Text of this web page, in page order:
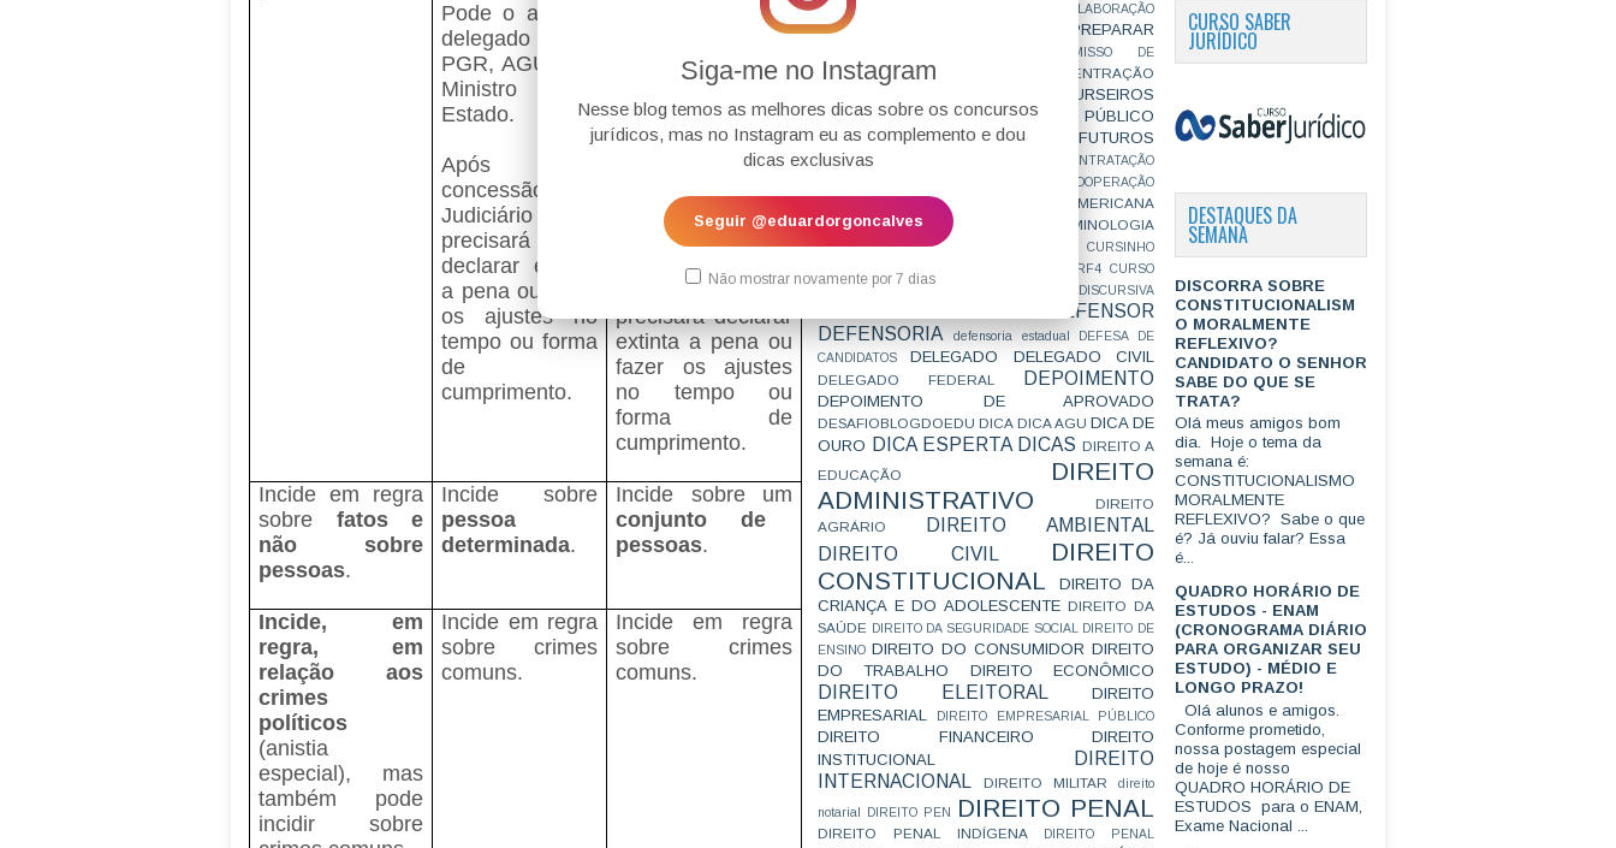
Siga-me no Instagram
Nesse blog temos as melhores dicas sobre os concursos
jurídicos, mas no Instagram eu as complemento e dou
dicas exclusivas
Seguir @eduardorgoncalves
Não mostrar novamente por 7 dias
Pode o ato ser
delegado ao
PGR, AGU ou a
Ministro de
Estado.
Após a
concessão, o
Judiciário
precisará
declarar extinta
a pena ou fazer
os ajustes no
tempo ou forma
de
cumprimento.
discricionário do
Pode o ato ser
delegado ao
PGR, AGU ou a
Ministro de
Estado.
Após a
concessão, o
Judiciário
precisará declarar
extinta a pena ou
fazer os ajustes
no tempo ou
forma de
cumprimento.
Incide em regra
sobre fatos e
não sobre
pessoas.
Incide sobre
pessoa
determinada.
Incide sobre um
conjunto de
pessoas.
Incide, em
regra, em
relação aos
crimes
políticos
(anistia
especial), mas
também pode
incidir sobre
Incide em regra
sobre crimes
comuns.
Incide em regra
sobre crimes
comuns.
CÓDIGO DE TRÂNSITO BRASILEIRO
COLABORAÇÃO
COMBATE À CORRUPÇÃO
COMO SE PREPARAR
COMPROMISSO DE
AJUSTAMENTO DE CONDUTA
CONCENTRAÇÃO
CONCURSEIROS
CONCURSO
CONCURSO PÚBLICO
CONCURSOS
CONCURSOS FUTUROS
CONCURSOS NÍVEL HARD
CONTRATAÇÃO
COOPERAÇÃO
CORTE INTERAMERICANA
CPC2015
CPI
CRIMINOLOGIA
CRONOGRAMA
CTB CURSINHO
CURSO ESTUDO DE CASO - TRF4
CURSO
PARA A SUBJETIVA
CURSO PROVA DISCURSIVA
DEFENSOR
DEFENSORIA
defensoria estadual
DEFESA DE
CANDIDATOS
DELEGADO DELEGADO CIVIL
DELEGADO FEDERAL DEPOIMENTO
DEPOIMENTO DE APROVADO
DESAFIOBLOGDOEDU DICA DICA AGU DICA DE
OURO DICA ESPERTA DICAS DIREITO A
EDUCAÇÃO
DIREITO
ADMINISTRATIVO
DIREITO
AGRÁRIO
DIREITO AMBIENTAL
DIREITO CIVIL
DIREITO
CONSTITUCIONAL
DIREITO DA
CRIANÇA E DO ADOLESCENTE DIREITO DA
SAÚDE
DIREITO DA SEGURIDADE SOCIAL
DIREITO DE
ENSINO DIREITO DO CONSUMIDOR DIREITO
DO TRABALHO
DIREITO ECONÔMICO
DIREITO ELEITORAL
DIREITO
EMPRESARIAL
DIREITO EMPRESARIAL PÚBLICO
DIREITO FINANCEIRO
DIREITO
INSTITUCIONAL
DIREITO
INTERNACIONAL
DIREITO MILITAR direito
notarial DIREITO PEN DIREITO PENAL
DIREITO PENAL INDÍGENA
DIREITO PENAL
CURSO SABER
JURÍDICO
DESTAQUES DA
SEMANA
DISCORRA SOBRE
CONSTITUCIONALISM
O MORALMENTE
REFLEXIVO?
CANDIDATO O SENHOR
SABE DO QUE SE
TRATA?
Olá meus amigos bom
dia. Hoje o tema da
semana é:
CONSTITUCIONALISMO
MORALMENTE
REFLEXIVO? Sabe o que
é? Já ouviu falar? Essa
é...
QUADRO HORÁRIO DE
ESTUDOS - ENAM
(CRONOGRAMA DIÁRIO
PARA ORGANIZAR SEU
ESTUDO) - MÉDIO E
LONGO PRAZO!
Olá alunos e amigos.
Conforme prometido,
nossa postagem especial
de hoje é nosso
QUADRO HORÁRIO DE
ESTUDOS para o ENAM,
Exame Nacional ...